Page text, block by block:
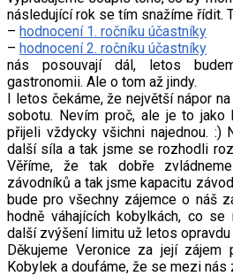
následující rok se tím snažíme řídit.
– hodnocení 1. ročníku účastníky
– hodnocení 2. ročníku účastníky
nás posouvají dál, letos
gastronomii. Ale o tom až jindy.
I letos čekáme, že největší nápor
sobotu. Nevím proč, ale je to
přijeli vždycky všichni najednou. :)
další síla a tak jsme se rozhodli
Věříme, že tak dobře
závodníků a tak jsme kapacitu
bude pro všechny zájemce o náš
hodně váhajících kobylkách, co
další zvýšení limitu už letos opravdu
Děkujeme Veronice za její zájem
Kobylek a doufáme, že se mezi nás